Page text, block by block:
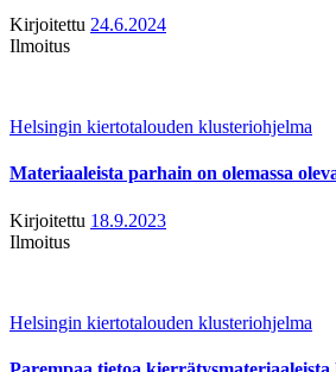
Kirjoitettu 24.6.2024
Ilmoitus
Helsingin kiertotalouden klusteriohjelma
Materiaaleista parhain on olemassa
Kirjoitettu 18.9.2023
Ilmoitus
Helsingin kiertotalouden klusteriohjelma